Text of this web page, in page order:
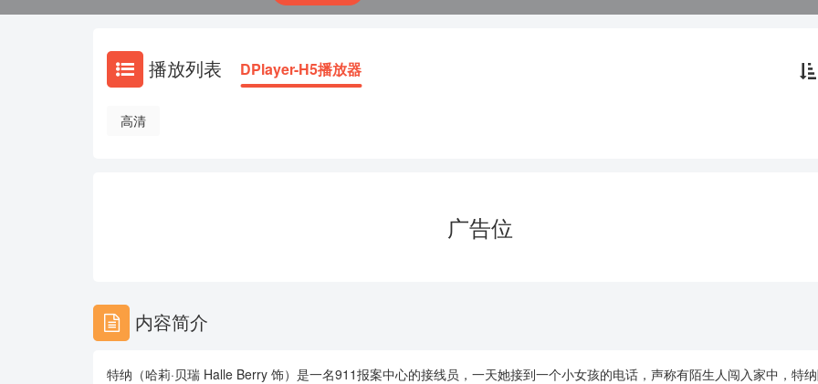
播放列表 DPlayer-H5播放器
高清
广告位
内容简介
特纳（哈莉·贝瑞 Halle Berry 饰）是一名911报案中心的接线员，一天她接到一个小女孩的电话，声称有陌生人闯入家中，特